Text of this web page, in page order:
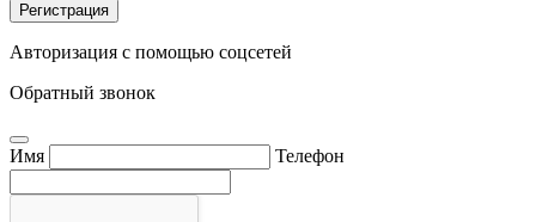
Регистрация
Авторизация с помощью соцсетей
Обратный звонок
Имя Телефон